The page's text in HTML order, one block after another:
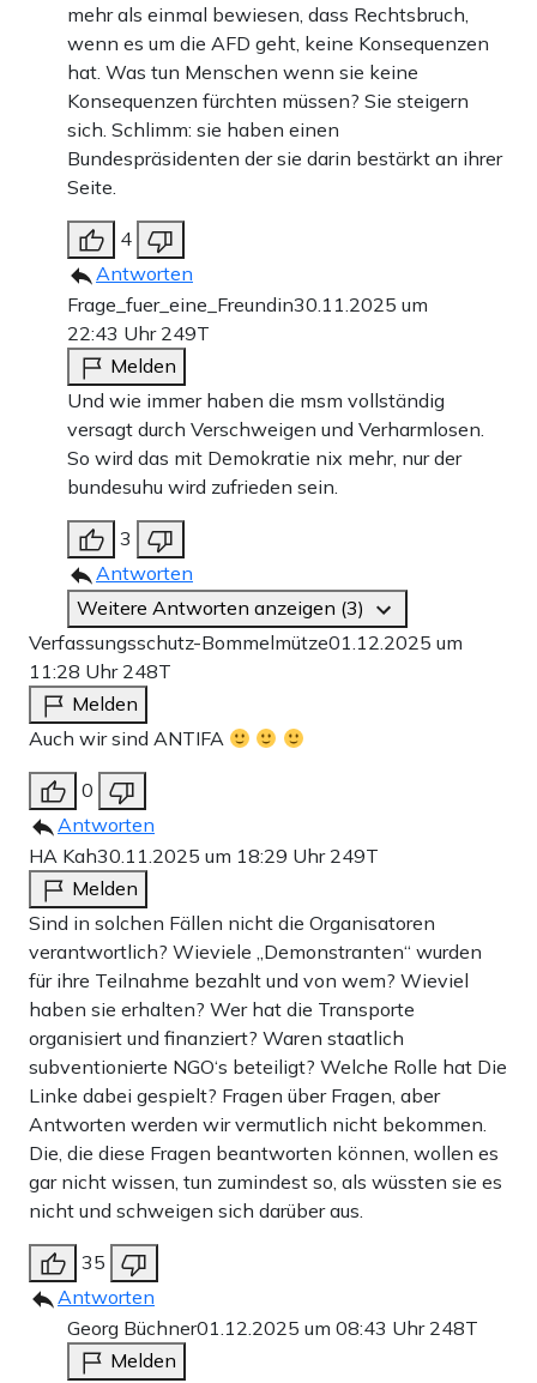
mehr als einmal bewiesen, dass Rechtsbruch,
wenn es um die AFD geht, keine Konsequenzen
hat. Was tun Menschen wenn sie keine
Konsequenzen fürchten müssen? Sie steigern
sich. Schlimm: sie haben einen
Bundespräsidenten der sie darin bestärkt an ihrer
Seite.
4
Antworten
Frage_fuer_eine_Freundin30.11.2025 um
22:43 Uhr 249T
Melden
Und wie immer haben die msm vollständig
versagt durch Verschweigen und Verharmlosen.
So wird das mit Demokratie nix mehr, nur der
bundesuhu wird zufrieden sein.
3
Antworten
Weitere Antworten anzeigen (3)
Verfassungsschutz-Bommelmütze01.12.2025 um
11:28 Uhr 248T
Melden
Auch wir sind ANTIFA
0
Antworten
HA Kah30.11.2025 um 18:29 Uhr 249T
Melden
Sind in solchen Fällen nicht die Organisatoren
verantwortlich? Wieviele „Demonstranten“ wurden
für ihre Teilnahme bezahlt und von wem? Wieviel
haben sie erhalten? Wer hat die Transporte
organisiert und finanziert? Waren staatlich
subventionierte NGO‘s beteiligt? Welche Rolle hat Die
Linke dabei gespielt? Fragen über Fragen, aber
Antworten werden wir vermutlich nicht bekommen.
Die, die diese Fragen beantworten können, wollen es
gar nicht wissen, tun zumindest so, als wüssten sie es
nicht und schweigen sich darüber aus.
35
Antworten
Georg Büchner01.12.2025 um 08:43 Uhr 248T
Melden